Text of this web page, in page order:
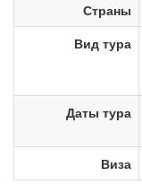
Страны
Вид тура
Даты тура
Виза